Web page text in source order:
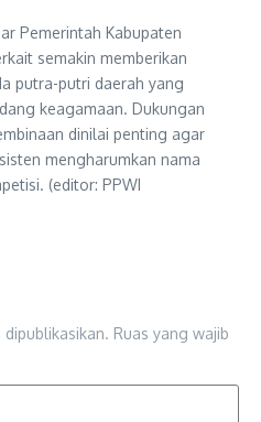
Pemerintah Kabupaten
semakin memberikan
putra-putri daerah yang
keagamaan. Dukungan
dinilai penting agar
mengharumkan nama
(editor: PPWI
Ruas yang wajib